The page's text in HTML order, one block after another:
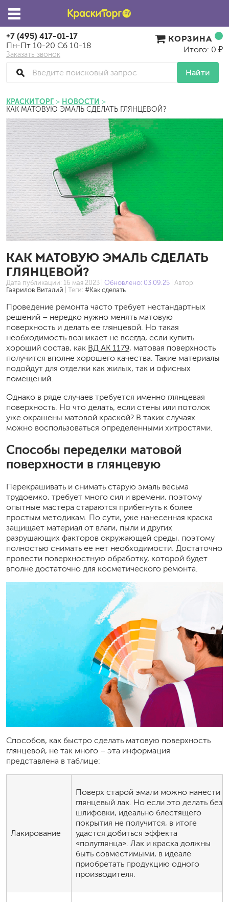
+7 (495) 417-01-17
Пн-Пт 10-20 Сб 10-18
Заказать звонок
Найти
КОРЗИНА
Итого: 0 ₽
КРАСКИТОРГ НОВОСТИ
КАК МАТОВУЮ ЭМАЛЬ СДЕЛАТЬ ГЛЯНЦЕВОЙ?
КАК МАТОВУЮ ЭМАЛЬ СДЕЛАТЬ
ГЛЯНЦЕВОЙ?
Дата публикации: 16 мая 2023 Обновлено: 03.09.25 | Автор:
Гаврилов Виталий | Теги: #Как сделать
Проведение ремонта часто требует нестандартных
решений – нередко нужно менять матовую
поверхность и делать ее глянцевой. Но такая
необходимость возникает не всегда, если купить
хороший состав, как ВД АК 1179, матовая поверхность
получится вполне хорошего качества. Такие материалы
подойдут для отделки как жилых, так и офиcных
помещений.
Однако в ряде случаев требуется именно глянцевая
поверхность. Но что делать, если стены или потолок
уже окрашены матовой краской? В таких случаях
можно воспользоваться определенными хитростями.
Способы переделки матовой
поверхности в глянцевую
Перекрашивать и снимать старую эмаль весьма
трудоемко, требует много сил и времени, поэтому
опытные мастера стараются прибегнуть к более
простым методикам. По сути, уже нанесенная краска
защищает материал от влаги, пыли и других
разрушающих факторов окружающей среды, поэтому
полностью снимать ее нет необходимости. Достаточно
провести поверхностную обработку, которой будет
вполне достаточно для косметического ремонта.
Способов, как быстро сделать матовую поверхность
глянцевой, не так много – эта информация
представлена в таблице:
Лакирование
Поверх старой эмали можно нанести
глянцевый лак. Но если это делать без
шлифовки, идеально блестящего
покрытия не получится, в итоге
удастся добиться эффекта
«полуглянца». Лак и краска должны
быть совместимыми, в идеале
приобретать продукцию одного
производителя.